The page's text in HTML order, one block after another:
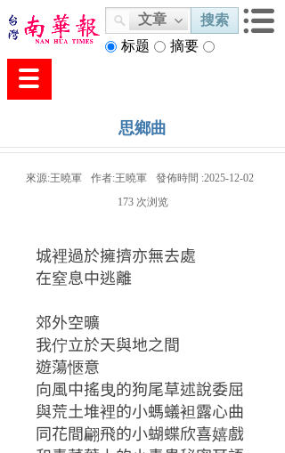
文章
搜索
标题
摘要
思鄉曲
來源:王曉軍 作者:王曉軍 發佈時間 :2025-12-02
173 次浏览
城裡過於擁擠亦無去處
在窒息中逃離
郊外空曠
我佇立於天與地之間
遊蕩愜意
向風中搖曳的狗尾草述說委屈
與荒土堆裡的小螞蟻袒露心曲
同花間翩飛的小蝴蝶欣喜嬉戲